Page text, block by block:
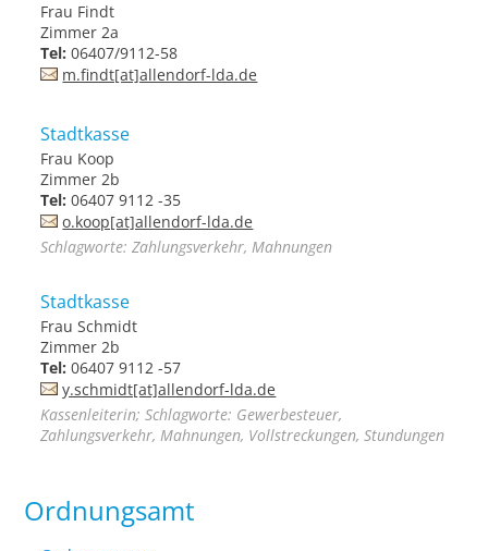
Frau Findt
Zimmer 2a
Tel: 06407/9112-58
m.findt[at]allendorf-lda.de
Stadtkasse
Frau Koop
Zimmer 2b
Tel: 06407 9112 -35
o.koop[at]allendorf-lda.de
Schlagworte: Zahlungsverkehr, Mahnungen
Stadtkasse
Frau Schmidt
Zimmer 2b
Tel: 06407 9112 -57
y.schmidt[at]allendorf-lda.de
Kassenleiterin; Schlagworte: Gewerbesteuer,
Zahlungsverkehr, Mahnungen, Vollstreckungen, Stundungen
Ordnungsamt